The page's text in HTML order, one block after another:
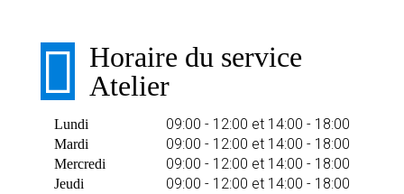
Horaire du service
Atelier
Lundi 09:00 - 12:00 et 14:00 - 18:00
Mardi 09:00 - 12:00 et 14:00 - 18:00
Mercredi 09:00 - 12:00 et 14:00 - 18:00
Jeudi 09:00 - 12:00 et 14:00 - 18:00